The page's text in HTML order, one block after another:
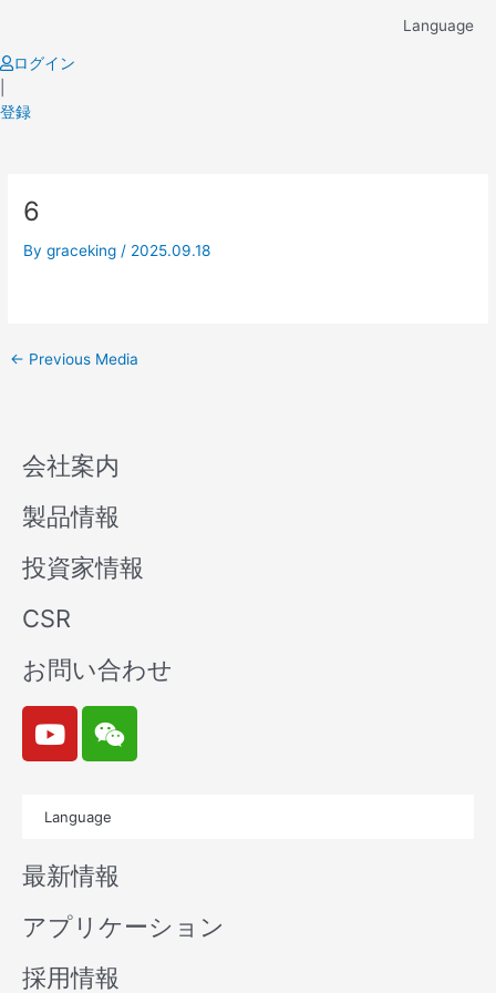
content
Language
ログイン
登録
6
Bygraceking / 2025.09.18
navigation
← Previous Media
会社案内
製品情報
投資家情報
CSR
お問い合わせ
Y
o
u
b
e
W
e
i
n
Language
最新情報
アプリケーション
採用情報